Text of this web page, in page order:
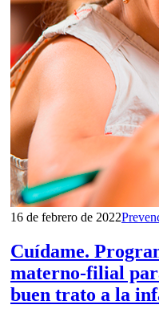
16 de febrero de 2022
Cuídame.
materno-filial
buen trato a la